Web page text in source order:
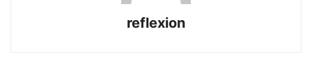
reflexion